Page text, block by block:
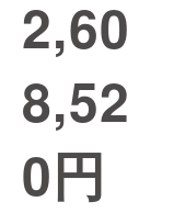
ゲーム・サ
2,60
8,52
0円